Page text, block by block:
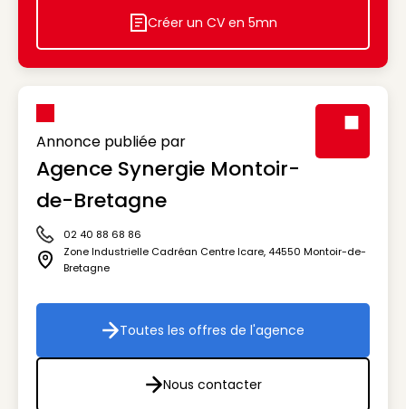
Icon decorative
Créer un CV en 5mn
Annonce publiée par
Agence Synergie Montoir-
de-Bretagne
Icône téléphone
02 40 88 68 86
Icône adresse
Zone Industrielle Cadréan Centre Icare, 44550 Montoir-de-
Bretagne
Toutes les offres de l'agence
Toutes les offres de l'agence
Nous contacter
Nous contacter